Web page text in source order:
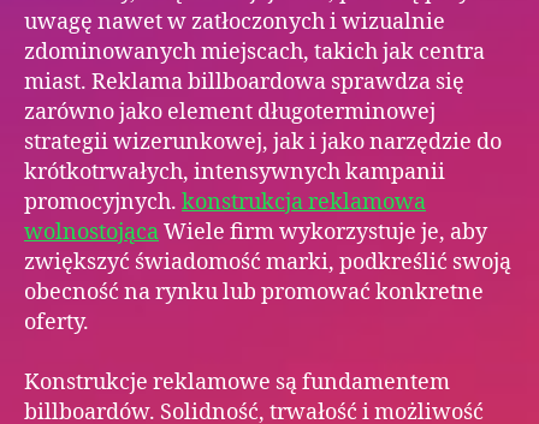
uwagę nawet w zatłoczonych i wizualnie
zdominowanych miejscach, takich jak centra
miast. Reklama billboardowa sprawdza się
zarówno jako element długoterminowej
strategii wizerunkowej, jak i jako narzędzie do
krótkotrwałych, intensywnych kampanii
promocyjnych. konstrukcja reklamowa
wolnostojącaWiele firm wykorzystuje je, aby
zwiększyć świadomość marki, podkreślić swoją
obecność na rynku lub promować konkretne
oferty.
Konstrukcje reklamowe są fundamentem
billboardów. Solidność, trwałość i możliwość